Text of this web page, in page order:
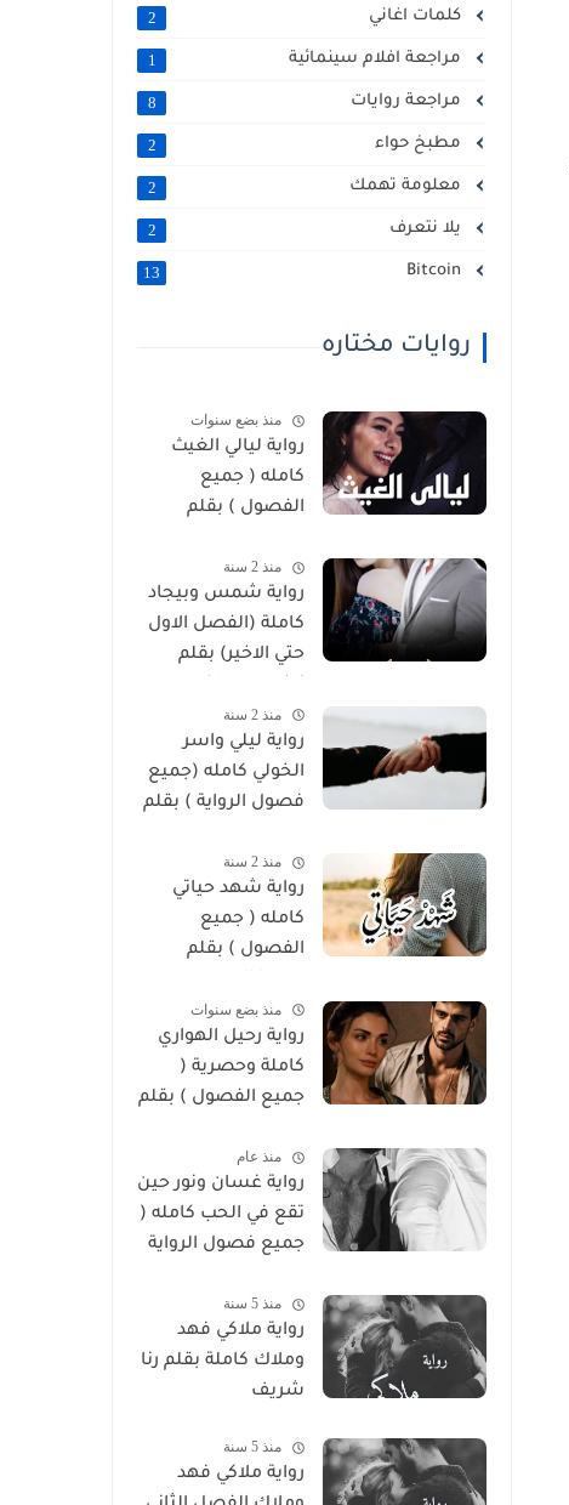
كلمات اغاني 2
مراجعة افلام سينمائية 1
مراجعة روايات 8
مطبخ حواء 2
معلومة تهمك 2
يلا نتعرف 2
13
روايات مختاره
منذ بضع سنوات
رواية ليالي الغيث
كامله ( جميع
الفصول ) بقلم
منذ 2 سنة
رواية شمس وبيجاد
كاملة (الفصل الاول
حتي الاخير) بقلم
منذ 2 سنة
رواية ليلي واسر
الخولي كامله (جميع
فصول الرواية ) بقلم
منذ 2 سنة
رواية شهد حياتي
كامله ( جميع
الفصول ) بقلم
منذ بضع سنوات
رواية رحيل الهواري
كاملة وحصرية (
جميع الفصول ) بقلم
منذ عام
رواية غسان ونور حين
تقع في الحب كامله (
جميع فصول الرواية
منذ 5 سنة
رواية ملاكي فهد
وملاك كاملة بقلم رنا
شريف
منذ 5 سنة
رواية ملاكي فهد